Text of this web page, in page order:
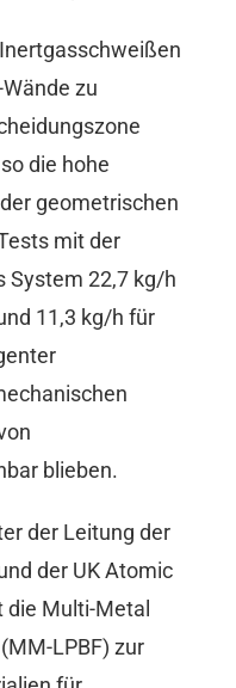
zu
die hohe
geometrischen
mit der
System 22,7 kg/h
11,3 kg/h für
blieben.
der Leitung der
der UK Atomic
Multi-Metal
LPBF) zur